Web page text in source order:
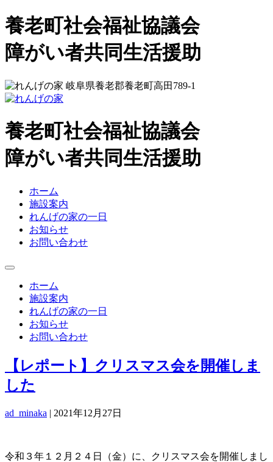
コ
ン
テ
ン
へ
ス
ッ
プ
養老町社会福祉協議会
障がい者共同生活援助
岐阜県養老郡養老町高田789-1
養老町社会福祉協議会
障がい者共同生活援助
ホーム
施設案内
れんげの家の一日
お知らせ
お問い合わせ
ホーム
施設案内
れんげの家の一日
お知らせ
お問い合わせ
【レポート】クリスマス会を開催しま
した
ad_minaka | 2021年12月27日
令和３年１２月２４日（金）に、クリスマス会を開催しまし